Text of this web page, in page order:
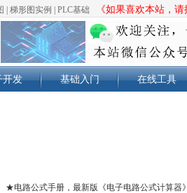
梯形图实例 PLC基础 《如果喜欢本站，
开发 基础入门 在线工具
★电路公式手册，最新版《电子电路公式计算器